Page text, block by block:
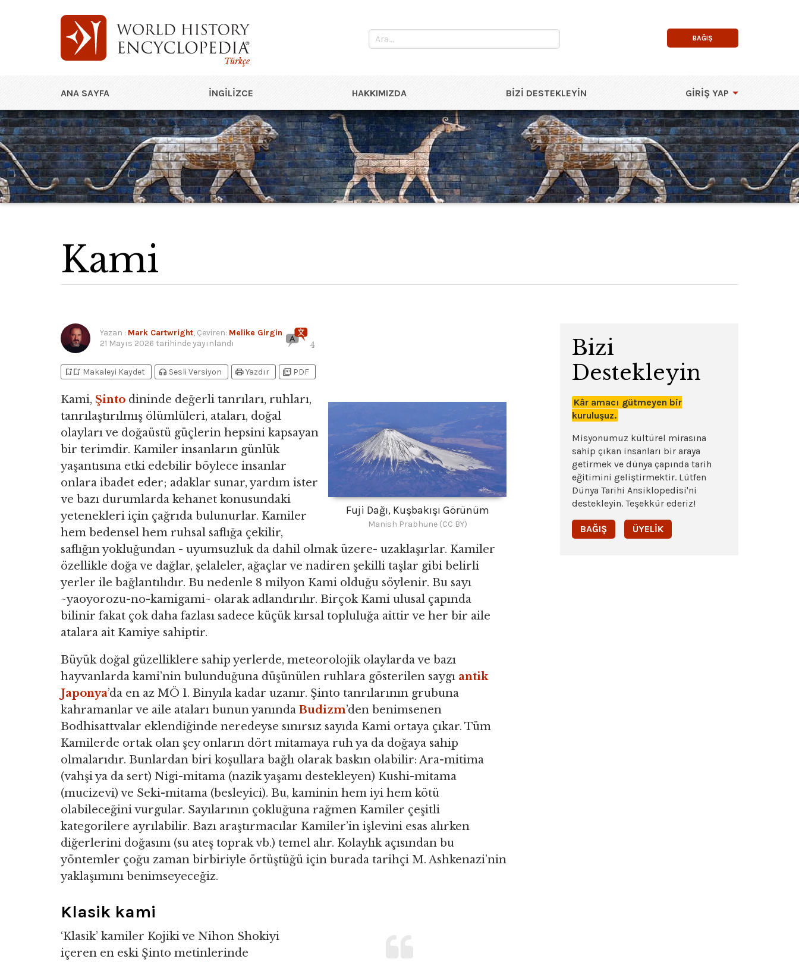
Türkçe
BAĞIŞ
ANA SAYFA İNGILIZCE HAKKIMIZDA BIZI DESTEKLEYIN GIRIŞ YAP
Kami
Yazan : Mark Cartwright, Çeviren: Melike Girgin
21 Mayıs 2026 tarihinde yayınlandı 4
bookmark_addbookmark_added Makaleyi Kaydet headphones Sesli Versiyon printYazdır picture_as_pdf PDF
Fuji Dağı, Kuşbakışı Görünüm
Manish Prabhune (CC BY)
Kami, Şinto dininde değerli tanrıları, ruhları,
tanrılaştırılmış ölümlüleri, ataları, doğal
olayları ve doğaüstü güçlerin hepsini kapsayan
bir terimdir. Kamiler insanların günlük
yaşantısına etki edebilir böylece insanlar
onlara ibadet eder; adaklar sunar, yardım ister
ve bazı durumlarda kehanet konusundaki
yetenekleri için çağrıda bulunurlar. Kamiler
hem bedensel hem ruhsal saflığa çekilir,
saflığın yokluğundan - uyumsuzluk da dahil olmak üzere- uzaklaşırlar. Kamiler
özellikle doğa ve dağlar, şelaleler, ağaçlar ve nadiren şekilli taşlar gibi belirli
yerler ile bağlantılıdır. Bu nedenle 8 milyon Kami olduğu söylenir. Bu sayı
~yaoyorozu-no-kamigami~ olarak adlandırılır. Birçok Kami ulusal çapında
bilinir fakat çok daha fazlası sadece küçük kırsal topluluğa aittir ve her bir aile
atalara ait Kamiye sahiptir.
Büyük doğal güzelliklere sahip yerlerde, meteorolojik olaylarda ve bazı
hayvanlarda kami’nin bulunduğuna düşünülen ruhlara gösterilen saygı antik
Japonya’da en az MÖ 1. Binyıla kadar uzanır. Şinto tanrılarının grubuna
kahramanlar ve aile ataları bunun yanında Budizm’den benimsenen
Bodhisattvalar eklendiğinde neredeyse sınırsız sayıda Kami ortaya çıkar. Tüm
Kamilerde ortak olan şey onların dört mitamaya ruh ya da doğaya sahip
olmalarıdır. Bunlardan biri koşullara bağlı olarak baskın olabilir: Ara-mitima
(vahşi ya da sert) Nigi-mitama (nazik yaşamı destekleyen) Kushi-mitama
(mucizevi) ve Seki-mitama (besleyici). Bu, kaminin hem iyi hem kötü
olabileceğini vurgular. Sayılarının çokluğuna rağmen Kamiler çeşitli
kategorilere ayrılabilir. Bazı araştırmacılar Kamiler’in işlevini esas alırken
diğerlerini doğasını (su ateş toprak vb.) temel alır. Kolaylık açısından bu
yöntemler çoğu zaman birbiriyle örtüştüğü için burada tarihçi M. Ashkenazi’nin
yaklaşımını benimseyeceğiz.
Klasik kami
‘Klasik’ kamiler Kojiki ve Nihon Shokiyi
içeren en eski Şinto metinlerinde
Bizi
Destekleyin
Kâr amacı gütmeyen bir
kuruluşuz.
Misyonumuz kültürel mirasına
sahip çıkan insanları bir araya
getirmek ve dünya çapında tarih
eğitimini geliştirmektir. Lütfen
Dünya Tarihi Ansiklopedisi'ni
destekleyin. Teşekkür ederiz!
BAĞIŞ ÜYELIK